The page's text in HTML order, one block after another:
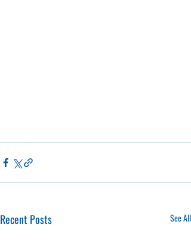
Recent Posts See All